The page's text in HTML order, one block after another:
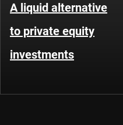
A liquid alternative
to private equity
investments